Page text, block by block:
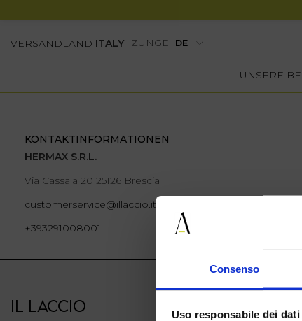
Consenso
Uso responsabile dei dati
VERSANDLAND ITALY ZUNGE
UNSERE
KONTAKTINFORMATIONEN
HERMAX S.R.L.
Via Cassala 20 25126 Brescia
customerservice@illaccio.it
+393291008001
IL LACCIO